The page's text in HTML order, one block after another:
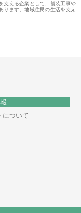
支える企業として、舗装工事や
ります。地域住民の生活を支え
について